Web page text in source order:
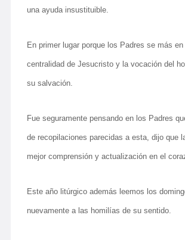
una ayuda insustituible.
En primer lugar porque los Padres se más
centralidad de Jesucristo y la vocación del
su salvación.
Fue seguramente pensando en los Padres
de recopilaciones parecidas a esta, dijo que
mejor comprensión y actualización en el
Este año litúrgico además leemos los
nuevamente a las homilías de su sentido.